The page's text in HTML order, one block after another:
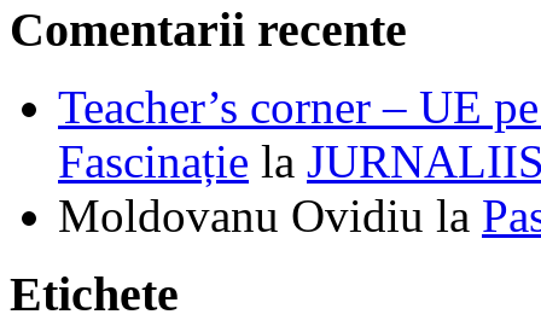
Comentarii recente
Teacher’s corner – UE
Fascinație la
Moldovanu Ovidiu la
Etichete